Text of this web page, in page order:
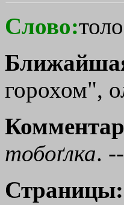
Слово:
горохом",
тобоґлка. --
Страницы: